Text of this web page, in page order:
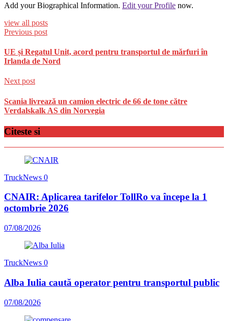
Add your Biographical Information. Edit your Profile now.
view all posts
Previous post
UE și Regatul Unit, acord pentru transportul de mărfuri în
Irlanda de Nord
Next post
Scania livrează un camion electric de 66 de tone către
Verdalskalk AS din Norvegia
Citeste si
TruckNews 0
CNAIR: Aplicarea tarifelor TollRo va începe la 1
octombrie 2026
07/08/2026
TruckNews 0
Alba Iulia caută operator pentru transportul public
07/08/2026